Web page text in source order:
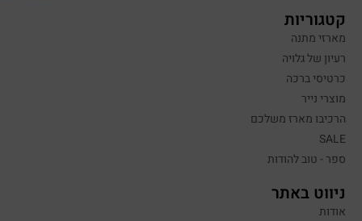
קטגוריות
מארזי מתנה
רעיון של גלויה
כרטיסי ברכה
מוצרי נייר
הרכיבו מארז משלכם
SALE
ספר - טוב להודות
ניווט באתר
אודות